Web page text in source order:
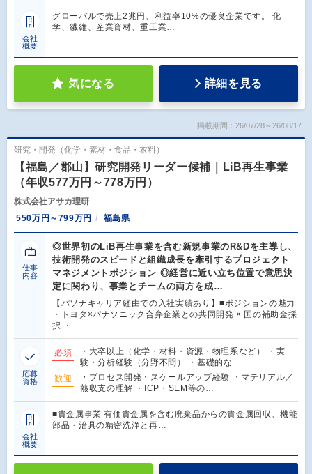
会社
概要
グローバルで売上2兆円、利益率10%の優良企業です。 化
学、繊維、産業資材、重工業…
気になる 詳細を見る
掲載期間：26/07/28～26/08/17
研究・開発（化学・素材・食品・衣料）
【福島／郡山】研究開発リーダー候補｜LiB再生事業
（年収577万円～778万円）
株式会社アサカ理研
550万円～799万円
福島県
仕事
内容
◎世界初のLiB再生事業を含む新規事業のR&Dを主導し、
技術開発のスピードと組織成長を牽引するプロジェクト
マネジメントポジション ◎経営に近い立ち位置で意思決
定に関わり、事業とチームの両方を成…
【パソナキャリア経由での入社実績あり】■ポジションの魅力
・トヨタ×パナソニック合弁企業との共同開発 × 国の補助金採
択 ・…
応募
資格
必須
・大卒以上（化学・材料・資源・物理系など） ・実
験・分析経験（分野不問） ・基礎的な…
歓迎
・プロセス開発・スケールアップ経験 ・マテリアル／
熱収支の理解 ・ICP・SEM等の…
会社
概要
■貴金属事業 有価貴金属を含む廃棄品からの貴金属回収、機能
部品・治具の精密洗浄と再…